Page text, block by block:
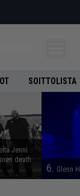
SOITTOLISTA
Jenni
death
6. Glenn